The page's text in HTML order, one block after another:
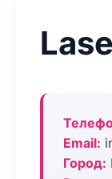
Email:
Город: